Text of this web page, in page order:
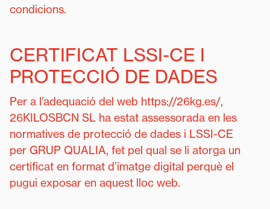
condicions.
CERTIFICAT LSSI-CE I
PROTECCIÓ DE DADES
Per a l’adequació del web https://26kg.es/,
26KILOSBCN SL ha estat assessorada en les
normatives de protecció de dades i LSSI-CE
per GRUP QUALIA, fet pel qual se li atorga un
certificat en format d’imatge digital perquè el
pugui exposar en aquest lloc web.